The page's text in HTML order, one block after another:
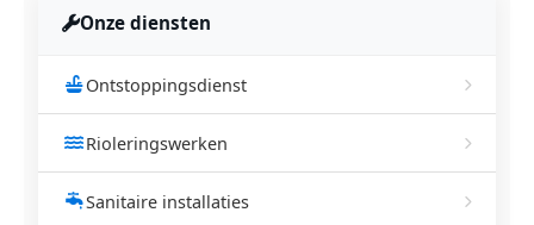
Onze diensten
Ontstoppingsdienst
Rioleringswerken
Sanitaire installaties